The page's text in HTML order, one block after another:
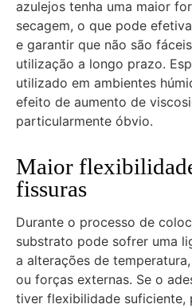
azulejos tenha uma maior
secagem, o que pode
e garantir que não são
utilização a longo prazo.
utilizado em ambientes
efeito de aumento de
particularmente óbvio.
Maior
fissuras
Durante o processo de
substrato pode sofrer uma
a alterações de
ou forças externas. Se o
tiver flexibilidade suficiente,